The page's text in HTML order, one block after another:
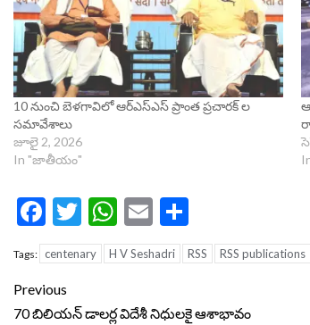
10 నుంచి బెళగావిలో ఆర్ఎస్ఎస్ ప్రాంత ప్రచారక్ ల
సమావేశాలు
జూలై 2, 2026
In "జాతీయం"
Facebook
Twitter
WhatsApp
Email
Tags: centenary H V Seshadri RSS RSS publications
Continue
Previous
70 బిలియన్ డాలర్ల విదేశీ నిధులకై ఆశాభావం